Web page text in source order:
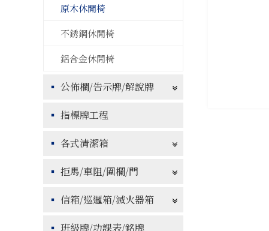
原木休閒椅
不銹鋼休閒椅
鋁合金休閒椅
公佈欄/告示牌/解說牌
指標牌工程
各式清潔箱
拒馬/車阻/圍欄/門
信箱/巡邏箱/滅火器箱
班級牌/功課表/銘牌